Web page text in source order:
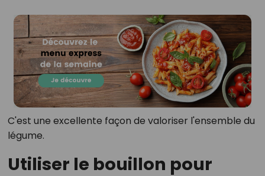
C'est une excellente façon de valoriser l'ensemble du
légume.
Utiliser le bouillon pour